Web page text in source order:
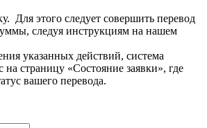
Для этого следует совершить перевод
следуя инструкциям на нашем
указанных действий, система
на страницу «Состояние заявки», где
вашего перевода.